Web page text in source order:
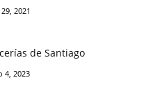
2021
de Santiago
4, 2023